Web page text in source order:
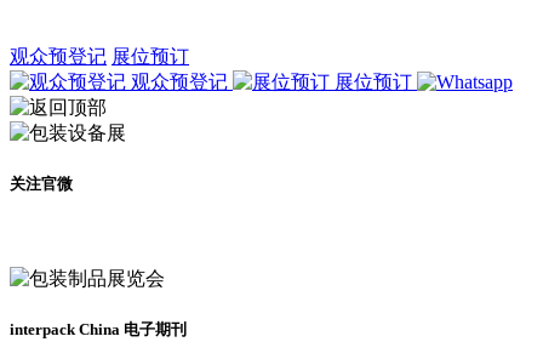
观众预登记 展位预订
观众预登记
展位预订
关注官微
interpack China 电子期刊